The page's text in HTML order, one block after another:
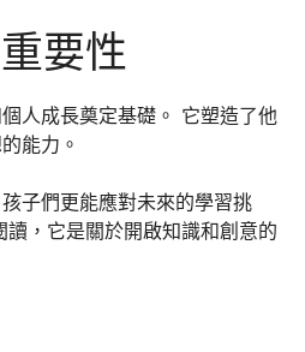
要性
人成長奠定基礎。 它塑造了他
能力。
子們更能應對未來的學習挑
，它是關於開啟知識和創意的